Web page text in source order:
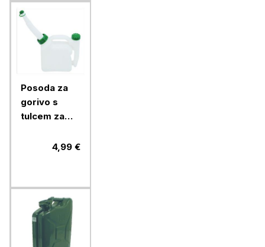
Posoda za
gorivo s
tulcem za
Ramda 2 l4,99 €